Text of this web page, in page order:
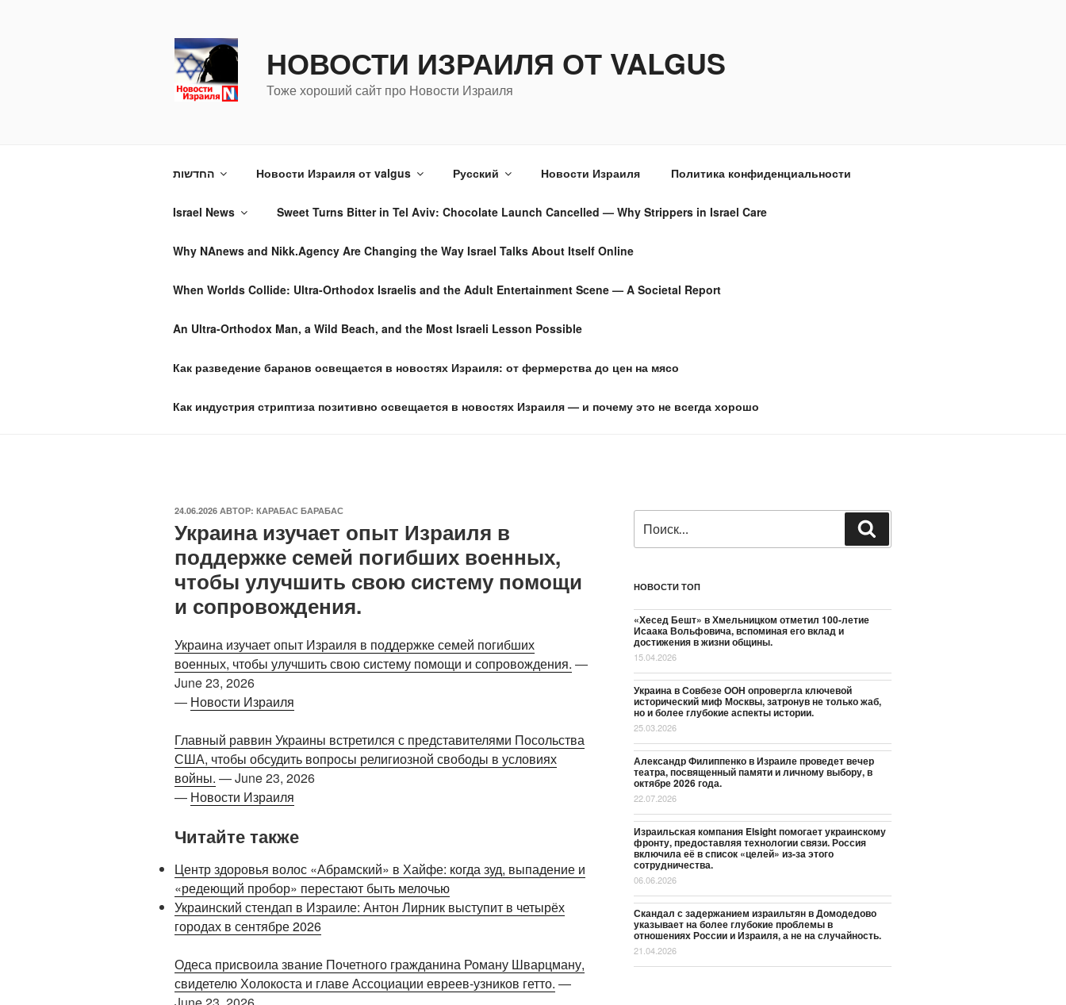
НОВОСТИ ИЗРАИЛЯ ОТ VALGUS
Тоже хороший сайт про Новости Израиля
החדשות Новости Израиля от valgus Русский Новости Израиля Политика конфиденциальности
Israel News Sweet Turns Bitter in Tel Aviv: Chocolate Launch Cancelled — Why Strippers in Israel Care
Why NAnews and Nikk.Agency Are Changing the Way Israel Talks About Itself Online
When Worlds Collide: Ultra-Orthodox Israelis and the Adult Entertainment Scene — A Societal Report
An Ultra-Orthodox Man, a Wild Beach, and the Most Israeli Lesson Possible
Как разведение баранов освещается в новостях Израиля: от фермерства до цен на мясо
Как индустрия стриптиза позитивно освещается в новостях Израиля — и почему это не всегда хорошо
ОПУБЛИКОВАНО
24.06.2026 АВТОР: КАРАБАС БАРАБАС
Украина изучает опыт Израиля в
поддержке семей погибших военных,
чтобы улучшить свою систему помощи
и сопровождения.
Украина изучает опыт Израиля в поддержке семей погибших
военных, чтобы улучшить свою систему помощи и сопровождения. —
June 23, 2026
— Новости Израиля
Главный раввин Украины встретился с представителями Посольства
США, чтобы обсудить вопросы религиозной свободы в условиях
войны. —June 23, 2026
— Новости Израиля
Читайте также
Центр здоровья волос «Абрaмский» в Хайфе: когда зуд, выпадение и
«редеющий пробор» перестают быть мелочью
Украинский стендап в Израиле: Антон Лирник выступит в четырёх
городах в сентябре 2026
Одеса присвоила звание Почетного гражданина Роману Шварцману,
свидетелю Холокоста и главе Ассоциации евреев-узников гетто. —
НОВОСТИ ТОП
«Хесед Бешт» в Хмельницком отметил 100-летие
Исаака Вольфовича, вспоминая его вклад и
достижения в жизни общины.
15.04.2026
Украина в Совбезе ООН опровергла ключевой
исторический миф Москвы, затронув не только жаб,
но и более глубокие аспекты истории.
25.03.2026
Александр Филиппенко в Израиле проведет вечер
театра, посвященный памяти и личному выбору, в
октябре 2026 года.
22.07.2026
Израильская компания Elsight помогает украинскому
фронту, предоставляя технологии связи. Россия
включила её в список «целей» из-за этого
сотрудничества.
06.06.2026
Скандал с задержанием израильтян в Домодедово
указывает на более глубокие проблемы в
отношениях России и Израиля, а не на случайность.
21.04.2026